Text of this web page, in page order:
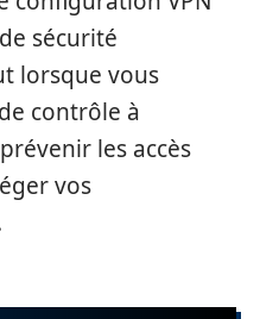
sécurité
lorsque vous
contrôle à
les accès
vos